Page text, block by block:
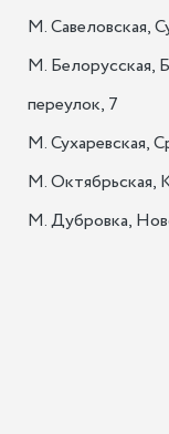
М. Савеловская,
М. Белорусская,
переулок, 7
М. Сухаревская,
М. Октябрьская,
М. Дубровка,